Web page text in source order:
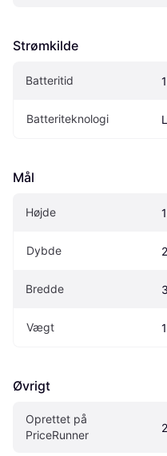
Strømkilde
Batteritid
Batteriteknologi
Mål
Højde
Dybde
Bredde
Vægt
Øvrigt
Oprettet på
PriceRunner